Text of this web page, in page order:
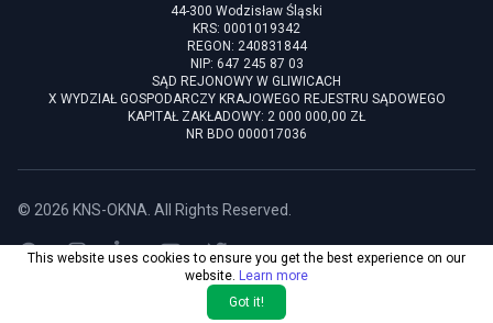
44-300 Wodzisław Śląski
KRS: 0001019342
REGON: 240831844
NIP: 647 245 87 03
SĄD REJONOWY W GLIWICACH
X WYDZIAŁ GOSPODARCZY KRAJOWEGO REJESTRU SĄDOWEGO
KAPITAŁ ZAKŁADOWY: 2 000 000,00 ZŁ
NR BDO 000017036
© 2026 KNS-OKNA . All Rights Reserved.
LinkedIn page
YouTube page
Twitter page
This website uses cookies to ensure you get the best experience on our
website. Learn more
Got it!